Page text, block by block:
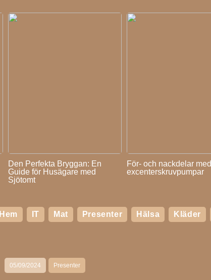
Den Perfekta Bryggan: En
Guide för Husägare med
Sjötomt
För- och nackdelar med
excenterskruvpumpar
Hem IT Mat Presenter Hälsa Kläder
05/09/2024 Presenter